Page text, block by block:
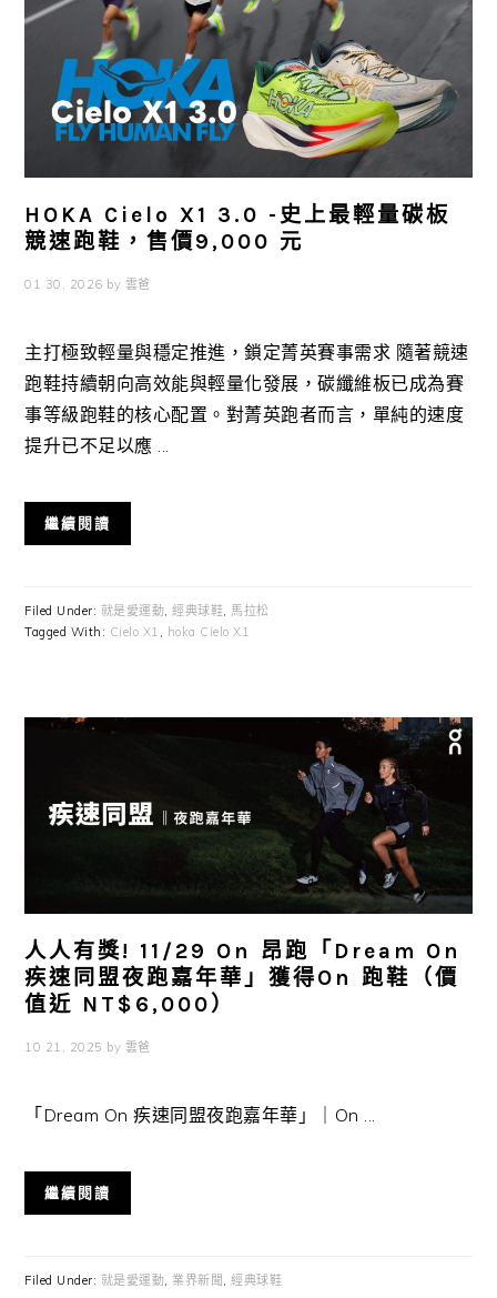
HOKA Cielo X1 3.0 -史上最輕量碳板
競速跑鞋，售價9,000 元
01 30, 2026 by 雲爸
主打極致輕量與穩定推進，鎖定菁英賽事需求 隨著競速
跑鞋持續朝向高效能與輕量化發展，碳纖維板已成為賽
事等級跑鞋的核心配置。對菁英跑者而言，單純的速度
提升已不足以應 ...
繼續閱讀
Filed Under: 就是愛運動,經典球鞋, 馬拉松
Tagged With: Cielo X1 , hoka Cielo X1
人人有獎! 11/29 On 昂跑「Dream On
疾速同盟夜跑嘉年華」獲得On 跑鞋（價
值近 NT$6,000）
10 21, 2025 by 雲爸
「Dream On 疾速同盟夜跑嘉年華」｜On ...
繼續閱讀
Filed Under: 就是愛運動, 業界新聞 ,經典球鞋